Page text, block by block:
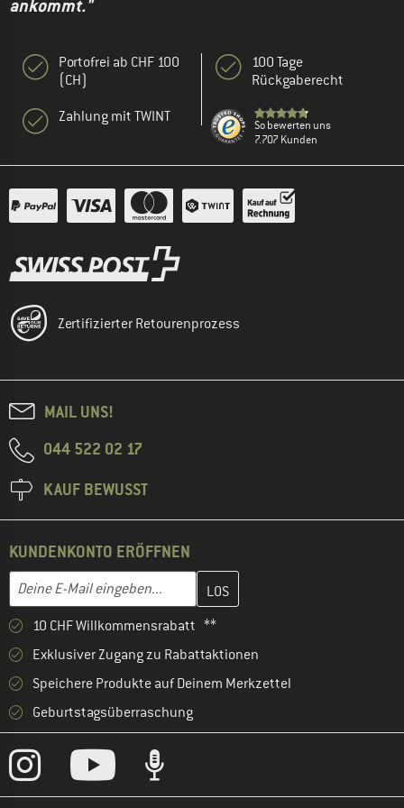
ankommt."
Portofrei ab CHF 100
(CH)
Zahlung mit TWINT
100 Tage
Rückgaberecht
So bewerten uns
7.707 Kunden
Zertifizierter Retourenprozess
MAIL UNS!
044 522 02 17
KAUF BEWUSST
KUNDENKONTO ERÖFFNEN
E-Mail-Adresse
Gib hier deine E-Mail-Adresse ein und erstelle im nächsten
10 CHF Willkommensrabatt **
Exklusiver Zugang zu Rabattaktionen
Speichere Produkte auf Deinem Merkzettel
Geburtstagsüberraschung